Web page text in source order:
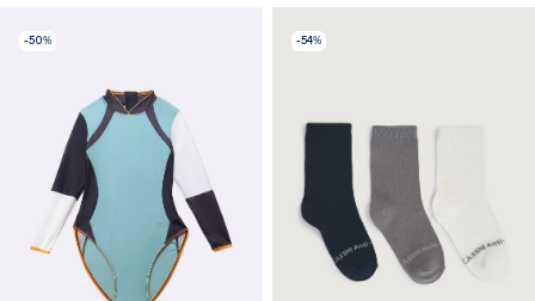
-50% -54%